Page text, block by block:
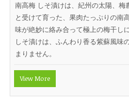
南高梅 しそ漬けは、紀州の太陽、梅
と受けて育った、果肉たっぷりの南
味が絶妙に絡み合って極上の梅干し
しそ漬けは、ふんわり香る紫蘇風味
まりません。
View More